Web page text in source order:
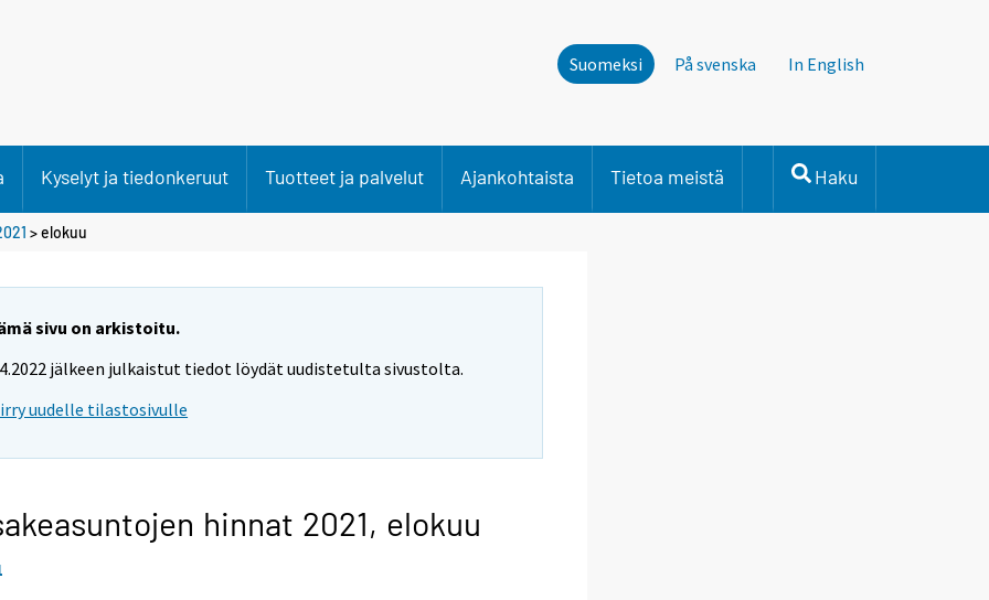
Suomeksi På svenska In English
Kyselyt ja tiedonkeruut Tuotteet ja palvelut Ajankohtaista Tietoa meistä Haku
>elokuu
sivu on arkistoitu.
jälkeen julkaistut tiedot löydät uudistetulta sivustolta.
uudelle tilastosivulle
hinnat 2021, elokuu